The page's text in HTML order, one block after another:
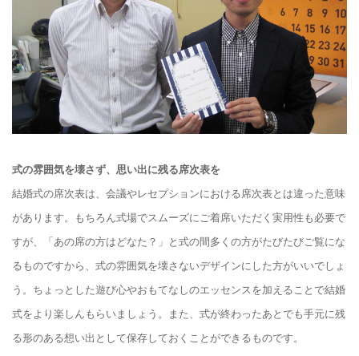
式の雰囲気を壊さず、思い出に残る席次表を
結婚式の席次表は、会議やレセプションにおける席次表とは違った意味
があります。もちろん式場でスムーズにご着席いただく実用性も必要で
すが、「あの席の方はどなた？」と式の間多くの方がたびたびご覧にな
るものですから、式の雰囲気を壊さないデザインにした方がいいでしょ
う。ちょっとした遊び心やおもてなしのエッセンスを加えることで結婚
式をより楽しんもらいましょう。また、式が終わったあとでも手元に残
る形のある想い出として保存しておくことができるものです。